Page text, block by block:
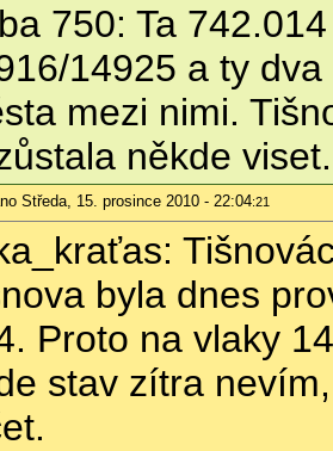
750: Ta
14925 a ty
mezi nimi.
někde viset.
Středa, 15. prosince 2010 - 22:04:21
byla dnes
Proto na vlaky
stav zítra